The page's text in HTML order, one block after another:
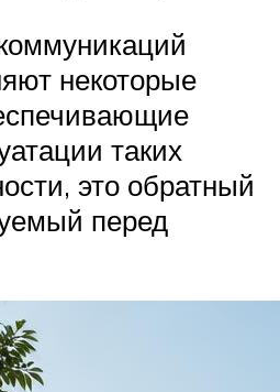
некоторые
таких
это обратный
перед